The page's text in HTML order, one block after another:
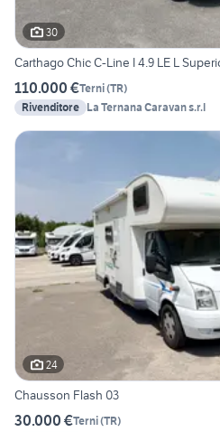
30
Carthago Chic C-Line I 4.9 LE L
110.000 €Terni(TR)
Rivenditore La Ternana Caravan s.r.l
24
Chausson Flash 03
30.000 €Terni(TR)